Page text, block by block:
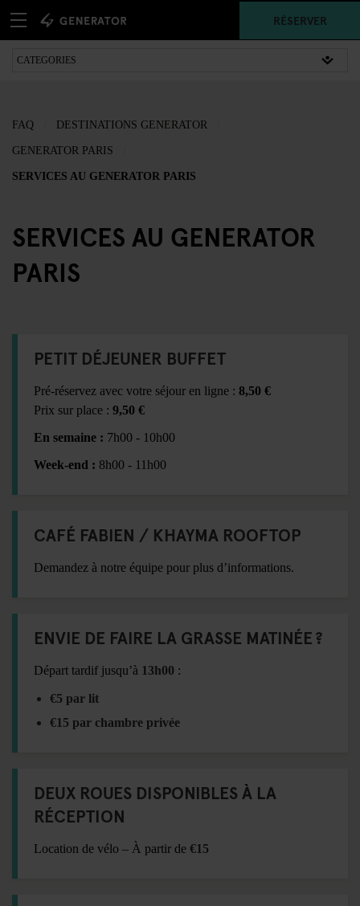
RÉSERVER
FAQ DESTINATIONS GENERATOR
GENERATOR PARIS
SERVICES AU GENERATOR PARIS
SERVICES AU GENERATOR
PARIS
PETIT DÉJEUNER BUFFET
Pré-réservez avec votre séjour en ligne : 8,50 €
Prix sur place : 9,50 €
En semaine : 7h00 - 10h00
Week-end : 8h00 - 11h00
CAFÉ FABIEN / KHAYMA ROOFTOP
Demandez à notre équipe pour plus d’informations.
ENVIE DE FAIRE LA GRASSE MATINÉE ?
Départ tardif jusqu’à 13h00 :
€5 par lit
€15 par chambre privée
DEUX ROUES DISPONIBLES À LA
RÉCEPTION
Location de vélo – À partir de €15